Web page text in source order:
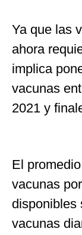
Ya que las
ahora
implica
vacunas
2021 y
El
vacunas
disponibles
vacunas